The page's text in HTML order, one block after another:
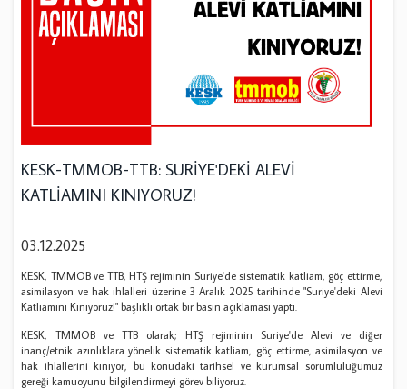
KESK-TMMOB-TTB: SURİYE'DEKİ ALEVİ
KATLİAMINI KINIYORUZ!
03.12.2025
KESK, TMMOB ve TTB, HTŞ rejiminin Suriye'de sistematik katliam, göç ettirme,
asimilasyon ve hak ihlalleri üzerine 3 Aralık 2025 tarihinde "Suriye'deki Alevi
Katliamını Kınıyoruz!" başlıklı ortak bir basın açıklaması yaptı.
KESK, TMMOB ve TTB olarak; HTŞ rejiminin Suriye'de Alevi ve diğer
inanç/etnik azınlıklara yönelik sistematik katliam, göç ettirme, asimilasyon ve
hak ihlallerini kınıyor, bu konudaki tarihsel ve kurumsal sorumluluğumuz
gereği kamuoyunu bilgilendirmeyi görev biliyoruz.